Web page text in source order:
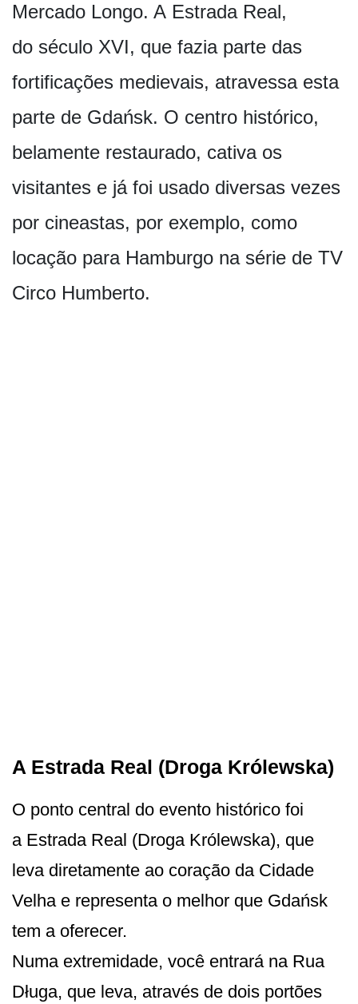
Mercado Longo. A Estrada Real,
do século XVI, que fazia parte das
fortificações medievais, atravessa esta
parte de Gdańsk. O centro histórico,
belamente restaurado, cativa os
visitantes e já foi usado diversas vezes
por cineastas, por exemplo, como
locação para Hamburgo na série de TV
Circo Humberto.
A Estrada Real (Droga Królewska)
O ponto central do evento histórico foi
a Estrada Real (Droga Królewska), que
leva diretamente ao coração da Cidade
Velha e representa o melhor que Gdańsk
tem a oferecer.
Numa extremidade, você entrará na Rua
Długa, que leva, através de dois portões